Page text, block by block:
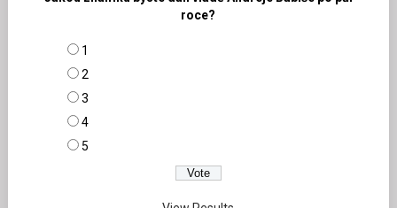
roce?
1
2
3
4
5